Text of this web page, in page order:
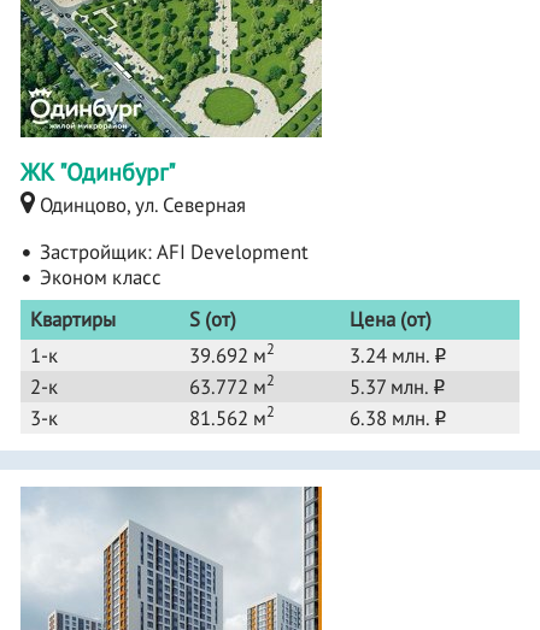
ЖК "Одинбург"
Одинцово, ул. Северная
Застройщик:AFI Development
Эконом класс
Квартиры
S (от)
Цена (от)
1-к
39.692 м2 3.24 млн. o
2-к 63.772 м2 5.37 млн. o
3-к 81.562 м2 6.38 млн. o